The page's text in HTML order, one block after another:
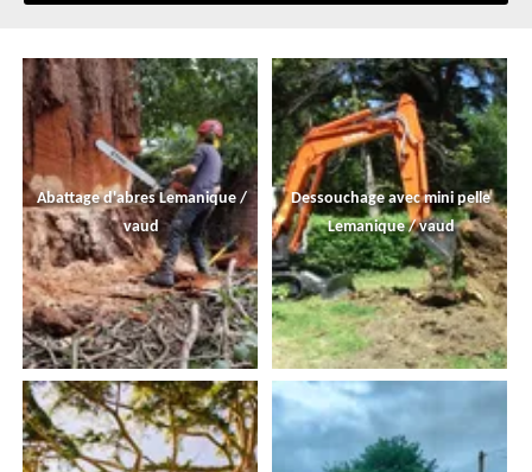
Abattage d'abres Lemanique /
vaud
Dessouchage avec mini pelle
Lemanique / vaud